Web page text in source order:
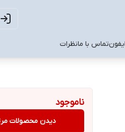
تماس با مانظرات
ناموجود
دیدن محصولات